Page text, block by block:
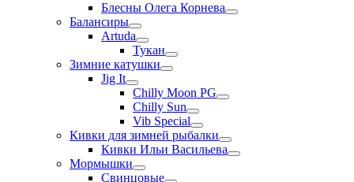
Блесны Олега Корнева
Балансиры
Artuda
Тукан
Зимние катушки
Jig It
Chilly Moon PG
Chilly Sun
Vib Special
Кивки для зимней рыбалки
Кивки Ильи Васильева
Мормышки
Свинцовые